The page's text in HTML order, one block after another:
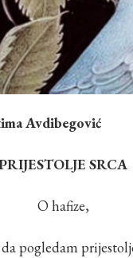
Avdibegović
SRCA
O hafize,
pogledam